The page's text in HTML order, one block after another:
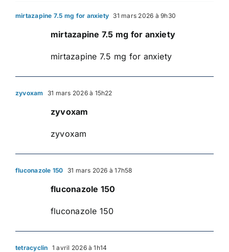
mirtazapine 7.5 mg for anxiety 31 mars 2026 à 9h30
mirtazapine 7.5 mg for anxiety
mirtazapine 7.5 mg for anxiety
zyvoxam 31 mars 2026 à 15h22
zyvoxam
zyvoxam
fluconazole 150 31 mars 2026 à 17h58
fluconazole 150
fluconazole 150
tetracyclin 1 avril 2026 à 1h14